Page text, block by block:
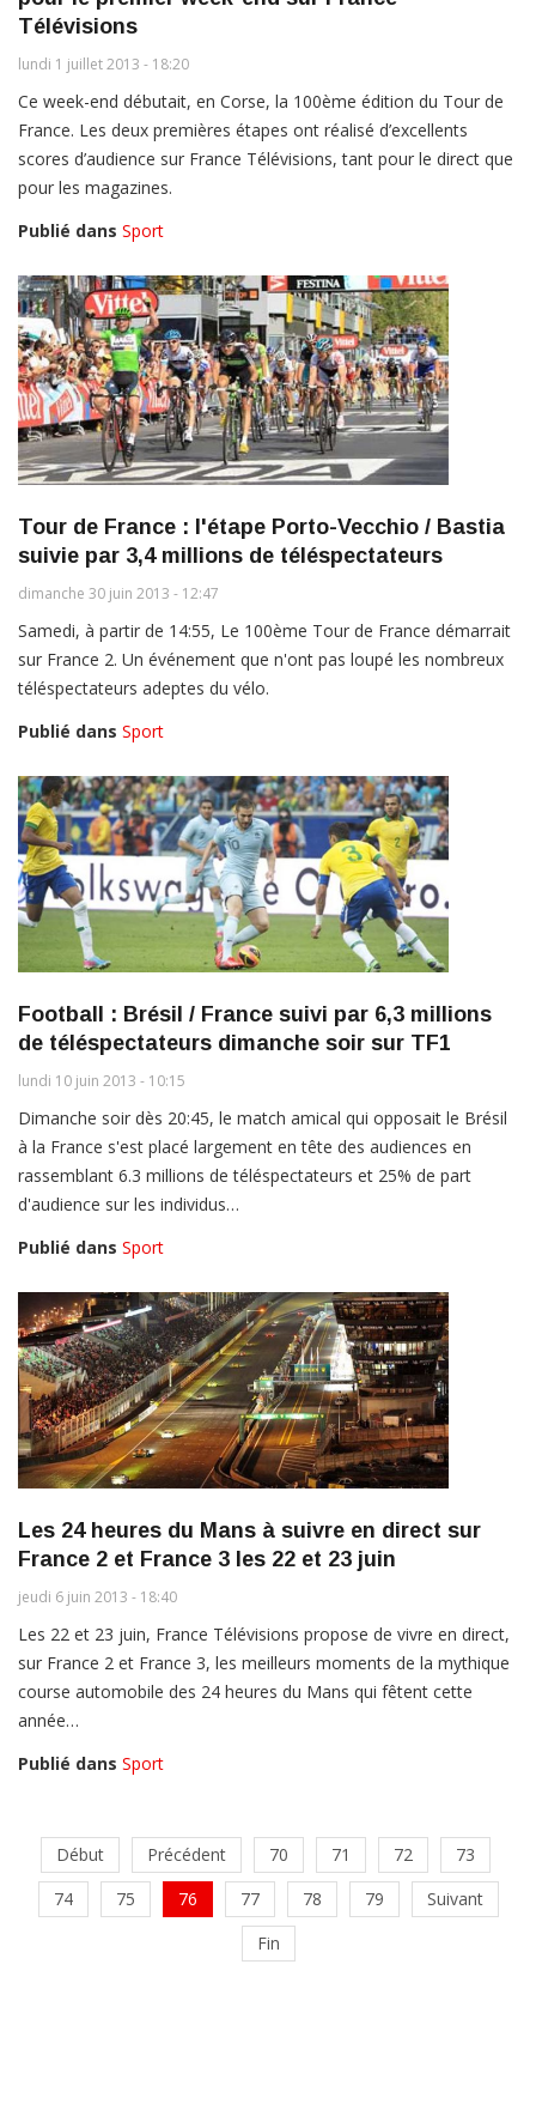
Télévisions
lundi 1 juillet 2013 - 18:20
Ce week-end débutait, en Corse, la 100ème édition du Tour de
France. Les deux premières étapes ont réalisé d’excellents
scores d’audience sur France Télévisions, tant pour le direct que
pour les magazines.
Publié dans Sport
Tour de France : l'étape Porto-Vecchio / Bastia
suivie par 3,4 millions de téléspectateurs
dimanche 30 juin 2013 - 12:47
Samedi, à partir de 14:55, Le 100ème Tour de France démarrait
sur France 2. Un événement que n'ont pas loupé les nombreux
téléspectateurs adeptes du vélo.
Publié dans Sport
Football : Brésil / France suivi par 6,3 millions
de téléspectateurs dimanche soir sur TF1
lundi 10 juin 2013 - 10:15
Dimanche soir dès 20:45, le match amical qui opposait le Brésil
à la France s'est placé largement en tête des audiences en
rassemblant 6.3 millions de téléspectateurs et 25% de part
d'audience sur les individus…
Publié dans Sport
Les 24 heures du Mans à suivre en direct sur
France 2 et France 3 les 22 et 23 juin
jeudi 6 juin 2013 - 18:40
Les 22 et 23 juin, France Télévisions propose de vivre en direct,
sur France 2 et France 3, les meilleurs moments de la mythique
course automobile des 24 heures du Mans qui fêtent cette
année…
Publié dans Sport
Début Précédent 70 71 72
73
74
75 76 77 78 79
Suivant
Fin